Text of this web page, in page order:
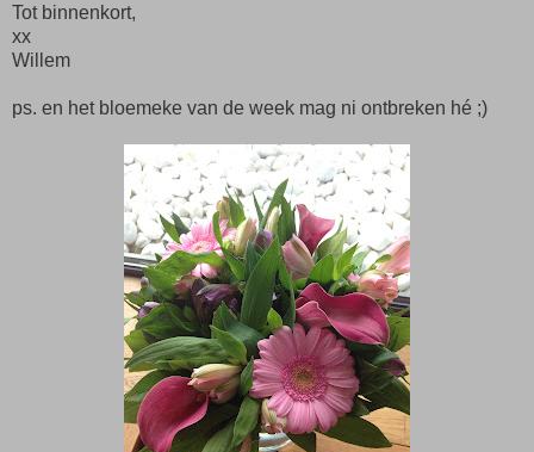
Tot binnenkort,
xx
Willem
ps. en het bloemeke van de week mag ni ontbreken hé ;)